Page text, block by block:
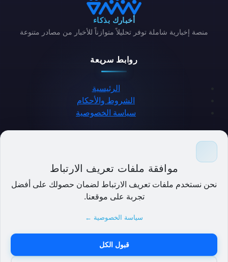
موافقة ملفات تعريف الارتباط
نحن نستخدم ملفات تعريف الارتباط لضمان حصولك على أفضل
تجربة على موقعنا.
سياسة الخصوصية ←
قبول الكل
أخبارك بذكاء
منصة إخبارية شاملة توفر تحليلاً متوازناً للأخبار من مصادر متنوعة
روابط سريعة
الرئيسية
الشروط والأحكام
سياسة الخصوصية